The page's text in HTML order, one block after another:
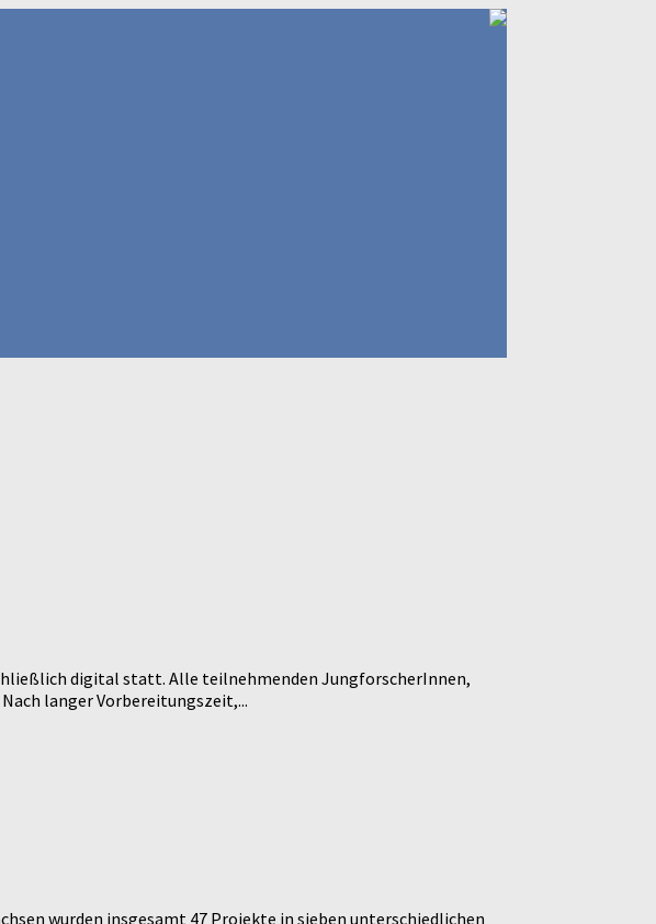
digital statt. Alle teilnehmenden JungforscherInnen,
langer Vorbereitungszeit,...
wurden insgesamt 47 Projekte in sieben unterschiedlichen